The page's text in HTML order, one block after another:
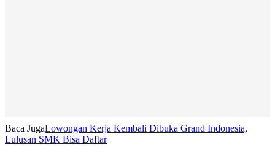
Baca JugaLowongan Kerja Kembali Dibuka Grand Indonesia,
Lulusan SMK Bisa Daftar